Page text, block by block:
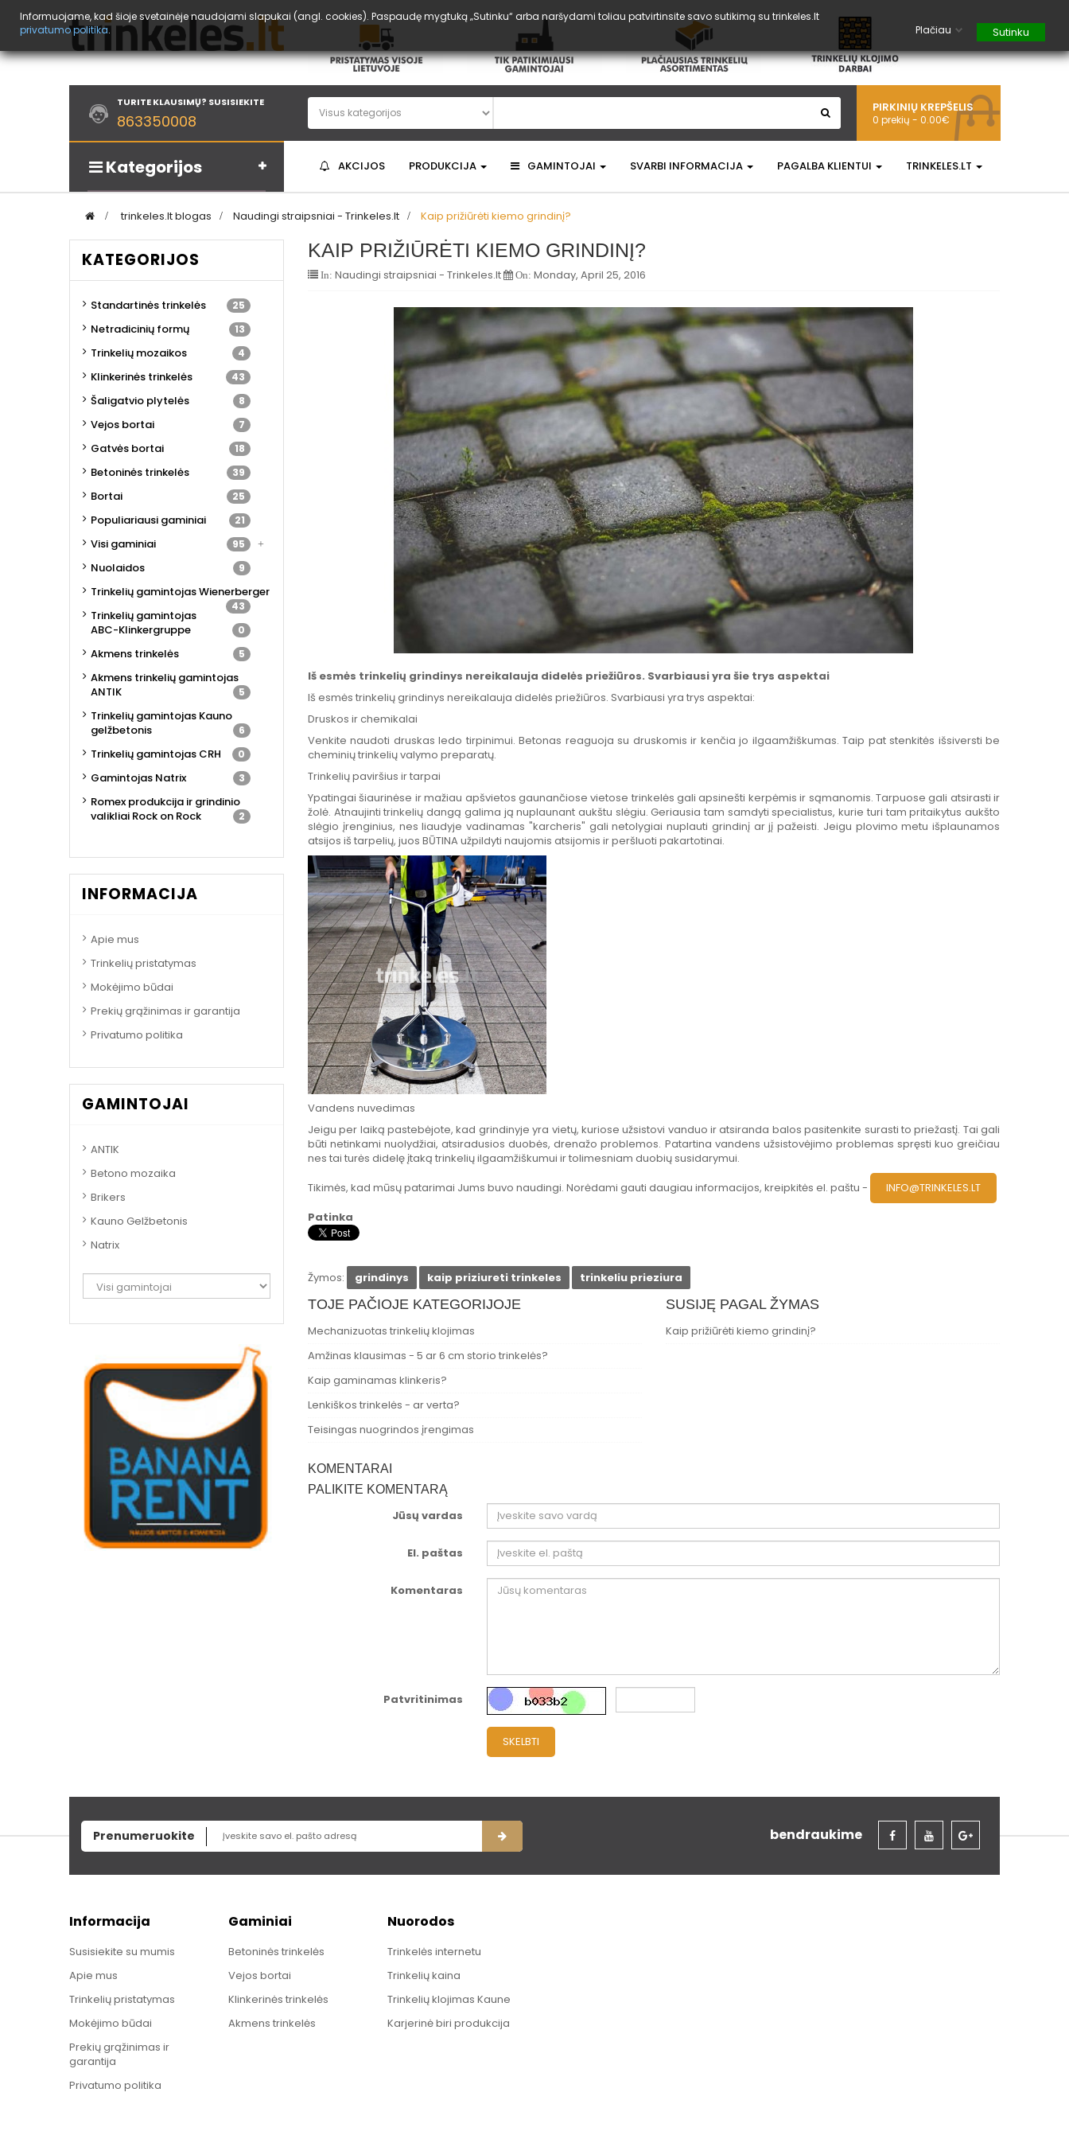
TURITE KLAUSIMŲ? SUSISIEKITE
863350008
PIRKINIŲ KREPŠELIS
0 prekių - 0.00€
Kategorijos AKCIJOS PRODUKCIJA GAMINTOJAI SVARBI INFORMACIJA PAGALBA KLIENTUI TRINKELES.LT
> trinkeles.lt blogas > Naudingi straipsniai - Trinkeles.lt > Kaip prižiūrėti kiemo grindinį?
KATEGORIJOS
Standartinės trinkelės 25
Netradicinių formų 13
Trinkelių mozaikos 4
Klinkerinės trinkelės 43
Šaligatvio plytelės 8
Vejos bortai 7
Gatvės bortai 18
Betoninės trinkelės 39
Bortai 25
Populiariausi gaminiai 21
Visi gaminiai 95
Nuolaidos 9
Trinkelių gamintojas Wienerberger
43
Trinkelių gamintojas
ABC-Klinkergruppe
0
Akmens trinkelės 5
Akmens trinkelių gamintojas
ANTIK
5
Trinkelių gamintojas Kauno
gelžbetonis
6
Trinkelių gamintojas CRH 0
Gamintojas Natrix 3
Romex produkcija ir grindinio
valikliai Rock on Rock
2
INFORMACIJA
Apie mus
Trinkelių pristatymas
Mokėjimo būdai
Prekių grąžinimas ir garantija
Privatumo politika
GAMINTOJAI
ANTIK
Betono mozaika
Brikers
Kauno Gelžbetonis
Natrix
KAIP PRIŽIŪRĖTI KIEMO GRINDINĮ?
In: Naudingi straipsniai - Trinkeles.lt On: Monday, April 25, 2016
Iš esmės trinkelių grindinys nereikalauja didelės priežiūros. Svarbiausi yra šie trys aspektai
Iš esmės trinkelių grindinys nereikalauja didelės priežiūros. Svarbiausi yra trys aspektai:
Druskos ir chemikalai
Venkite naudoti druskas ledo tirpinimui. Betonas reaguoja su druskomis ir kenčia jo ilgaamžiškumas. Taip pat stenkitės išsiversti be
cheminių trinkelių valymo preparatų.
Trinkelių paviršius ir tarpai
Ypatingai šiaurinėse ir mažiau apšvietos gaunančiose vietose trinkelės gali apsinešti kerpėmis ir sąmanomis. Tarpuose gali atsirasti ir
žolė. Atnaujinti trinkelių dangą galima ją nuplaunant aukštu slėgiu. Geriausia tam samdyti specialistus, kurie turi tam pritaikytus aukšto
slėgio įrenginius, nes liaudyje vadinamas "karcheris" gali netolygiai nuplauti grindinį ar jį pažeisti. Jeigu plovimo metu išplaunamos
atsijos iš tarpelių, juos BŪTINA užpildyti naujomis atsijomis ir peršluoti pakartotinai.
Vandens nuvedimas
Jeigu per laiką pastebėjote, kad grindinyje yra vietų, kuriose užsistovi vanduo ir atsiranda balos pasitenkite surasti to priežastį. Tai gali
būti netinkami nuolydžiai, atsiradusios duobės, drenažo problemos. Patartina vandens užsistovėjimo problemas spręsti kuo greičiau
nes tai turės didelę įtaką trinkelių ilgaamžiškumui ir tolimesniam duobių susidarymui.
Tikimės, kad mūsų patarimai Jums buvo naudingi. Norėdami gauti daugiau informacijos, kreipkitės el. paštu -
INFO@TRINKELES.LT
Patinka
Žymos: grindinys kaip priziureti trinkeles trinkeliu prieziura
TOJE PAČIOJE KATEGORIJOJE
Mechanizuotas trinkelių klojimas
Amžinas klausimas - 5 ar 6 cm storio trinkelės?
Kaip gaminamas klinkeris?
Lenkiškos trinkelės - ar verta?
Teisingas nuogrindos įrengimas
SUSIJĘ PAGAL ŽYMAS
Kaip prižiūrėti kiemo grindinį?
KOMENTARAI
PALIKITE KOMENTARĄ
Jūsų vardas
El. paštas
Komentaras
Patvritinimas
SKELBTI
Prenumeruokite bendraukime
Informacija
Susisiekite su mumis
Apie mus
Trinkelių pristatymas
Mokėjimo būdai
Prekių grąžinimas ir
garantija
Privatumo politika
Gaminiai
Betoninės trinkelės
Vejos bortai
Klinkerinės trinkelės
Akmens trinkelės
Nuorodos
Trinkelės internetu
Trinkelių kaina
Trinkelių klojimas Kaune
Karjerinė biri produkcija
Informuojame, kad šioje svetainėje naudojami slapukai (angl. cookies). Paspaudę mygtuką „Sutinku“ arba naršydami toliau patvirtinsite savo sutikimą su trinkeles.lt
privatumo politika. Plačiau Sutinku